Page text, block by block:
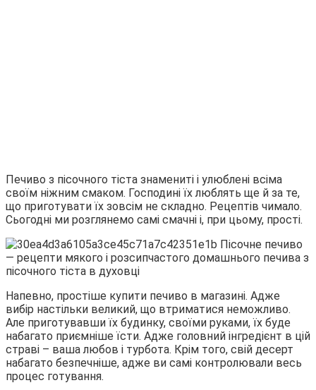
Печиво з пісочного тіста знамениті і улюблені всіма
своїм ніжним смаком. Господині їх люблять ще й за те,
що приготувати їх зовсім не складно. Рецептів чимало.
Сьогодні ми розглянемо самі смачні і, при цьому, прості.
Напевно, простіше купити печиво в магазині. Адже
вибір настільки великий, що втриматися неможливо.
Але приготувавши їх будинку, своїми руками, їх буде
набагато приємніше їсти. Адже головний інгредієнт в цій
страві – ваша любов і турбота. Крім того, свій десерт
набагато безпечніше, адже ви самі контролювали весь
процес готування.